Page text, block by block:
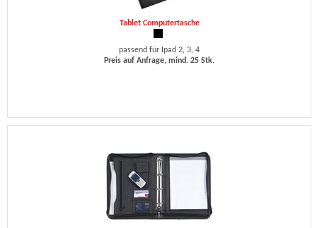
Tablet Computertasche
passend für Ipad 2, 3, 4
Preis auf Anfrage, mind. 25 Stk.